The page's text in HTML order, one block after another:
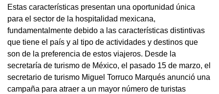
Estas características presentan una oportunidad única
para el sector de la hospitalidad mexicana,
fundamentalmente debido a las características distintivas
que tiene el país y al tipo de actividades y destinos que
son de la preferencia de estos viajeros. Desde la
secretaría de turismo de México, el pasado 15 de marzo, el
secretario de turismo Miguel Torruco Marqués anunció una
campaña para atraer a un mayor número de turistas